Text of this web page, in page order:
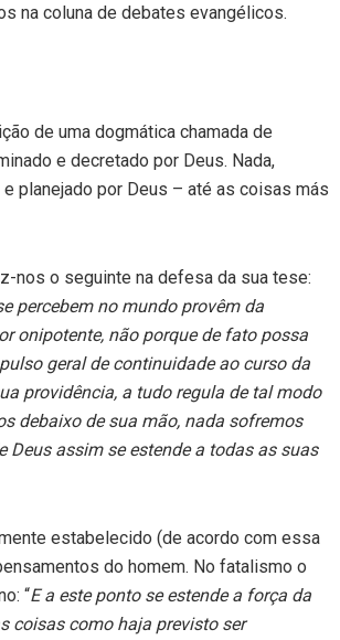
na coluna de debates evangélicos.
de uma dogmática chamada de
e decretado por Deus. Nada,
planejado por Deus – até as coisas más
nos o seguinte na defesa da sua tese:
percebem no mundo provêm da
onipotente, não porque de fato possa
geral de continuidade ao curso da
providência, a tudo regula de tal modo
debaixo de sua mão, nada sofremos
Deus assim se estende a todas as suas
estabelecido (de acordo com essa
do homem. No fatalismo o
“E a este ponto se estende a força da
coisas como haja previsto ser